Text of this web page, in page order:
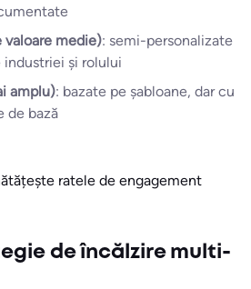
valoare medie): semi-personalizate
și rolului
amplu): bazate pe șabloane, dar cu
de bază
ratele de engagement
de încălzire multi-